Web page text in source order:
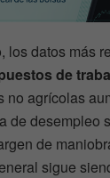
los datos más
de
no agrícolas
de desempleo
de
sigue